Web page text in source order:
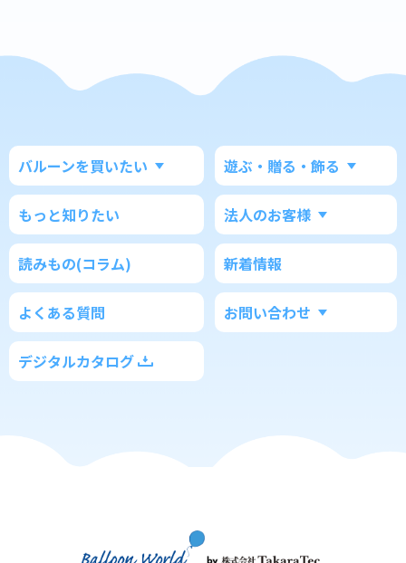
バルーンを買いたい 遊ぶ・贈る・飾る
もっと知りたい 法人のお客様
読みもの(コラム) 新着情報
よくある質問 お問い合わせ
デジタルカタログ